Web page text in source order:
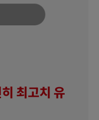
최고치 유